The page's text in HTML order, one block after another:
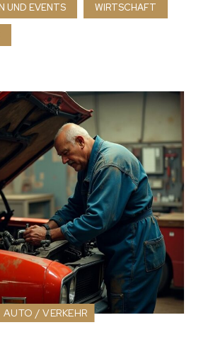
UND EVENTS WIRTSCHAFT
AUTO / VERKEHR